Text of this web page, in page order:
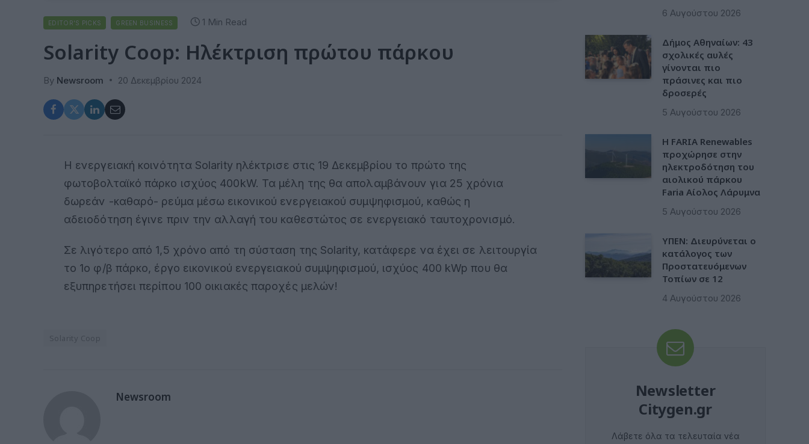
EDITOR'S PICKS GREEN BUSINESS 1 Min Read
Solarity Coop: Ηλέκτριση πρώτου πάρκου
By Newsroom 20 Δεκεμβρίου 2024
Η ενεργειακή κοινότητα Solarity ηλέκτρισε στις 19 Δεκεμβρίου το πρώτο της
φωτοβολταϊκό πάρκο ισχύος 400kW. Τα μέλη της θα απολαμβάνουν για 25 χρόνια
δωρεάν -καθαρό- ρεύμα μέσω εικονικού ενεργειακού συμψηφισμού, καθώς η
αδειοδότηση έγινε πριν την αλλαγή του καθεστώτος σε ενεργειακό ταυτοχρονισμό.
Σε λιγότερο από 1,5 χρόνο από τη σύσταση της Solarity, κατάφερε να έχει σε λειτουργία
το 1ο φ/β πάρκο, έργο εικονικού ενεργειακού συμψηφισμού, ισχύος 400 kWp που θα
εξυπηρετήσει περίπου 100 οικιακές παροχές μελών!
Solarity Coop
Newsroom
6 Αυγούστου 2026
Δήμος Αθηναίων: 43
σχολικές αυλές
γίνονται πιο
πράσινες και πιο
δροσερές
5 Αυγούστου 2026
Η FARIA Renewables
προχώρησε στην
ηλεκτροδότηση του
αιολικού πάρκου
Faria Αίολος Λάρυμνα
5 Αυγούστου 2026
ΥΠΕΝ: Διευρύνεται ο
κατάλογος των
Προστατευόμενων
Τοπίων σε 12
4 Αυγούστου 2026
Newsletter
Citygen.gr
Λάβετε όλα τα τελευταία νέα